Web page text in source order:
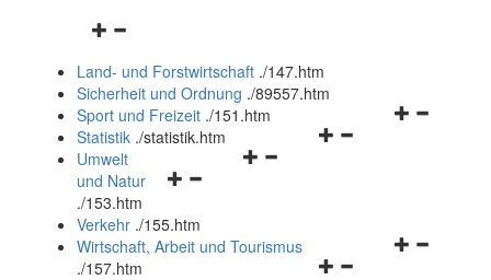
Navigationsmenü
und
schließen
Land- und Forstwirtschaft ./147.htm
Sicherheit und Ordnung ./89557.htm
Navigationsmenü
Sport und Freizeit ./151.htm
Navigationsmenü
Statistik ./statistik.htm
Navigationsmenü
und
schließen
Umwelt
und Natur
./153.htm
Verkehr ./155.htm
Navigationsmenü
Wirtschaft, Arbeit und Tourismus
./157.htm